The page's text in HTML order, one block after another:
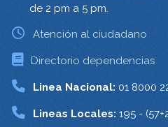
de 2 pm a 5 pm.
Atención al ciudadano
Directorio dependencias
Linea Nacional: 01 8000
Lineas Locales: 195 -